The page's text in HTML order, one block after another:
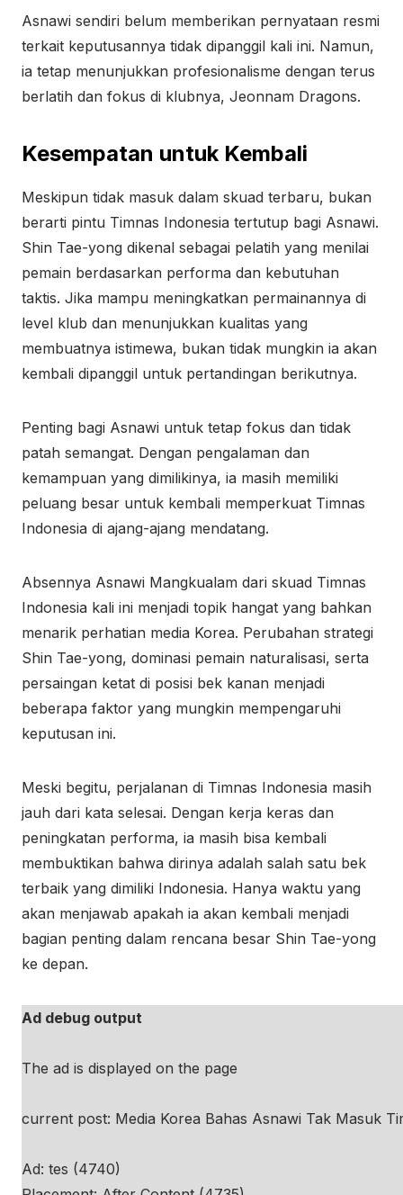
Asnawi sendiri belum memberikan pernyataan resmi
terkait keputusannya tidak dipanggil kali ini. Namun,
ia tetap menunjukkan profesionalisme dengan terus
berlatih dan fokus di klubnya, Jeonnam Dragons.
Kesempatan untuk Kembali
Meskipun tidak masuk dalam skuad terbaru, bukan
berarti pintu Timnas Indonesia tertutup bagi Asnawi.
Shin Tae-yong dikenal sebagai pelatih yang menilai
pemain berdasarkan performa dan kebutuhan
taktis. Jika mampu meningkatkan permainannya di
level klub dan menunjukkan kualitas yang
membuatnya istimewa, bukan tidak mungkin ia akan
kembali dipanggil untuk pertandingan berikutnya.
Penting bagi Asnawi untuk tetap fokus dan tidak
patah semangat. Dengan pengalaman dan
kemampuan yang dimilikinya, ia masih memiliki
peluang besar untuk kembali memperkuat Timnas
Indonesia di ajang-ajang mendatang.
Absennya Asnawi Mangkualam dari skuad Timnas
Indonesia kali ini menjadi topik hangat yang bahkan
menarik perhatian media Korea. Perubahan strategi
Shin Tae-yong, dominasi pemain naturalisasi, serta
persaingan ketat di posisi bek kanan menjadi
beberapa faktor yang mungkin mempengaruhi
keputusan ini.
Meski begitu, perjalanan di Timnas Indonesia masih
jauh dari kata selesai. Dengan kerja keras dan
peningkatan performa, ia masih bisa kembali
membuktikan bahwa dirinya adalah salah satu bek
terbaik yang dimiliki Indonesia. Hanya waktu yang
akan menjawab apakah ia akan kembali menjadi
bagian penting dalam rencana besar Shin Tae-yong
ke depan.
Ad debug output
The ad is displayed on the page
current post: Media Korea Bahas Asnawi Tak Masuk
Ad: tes (4740)